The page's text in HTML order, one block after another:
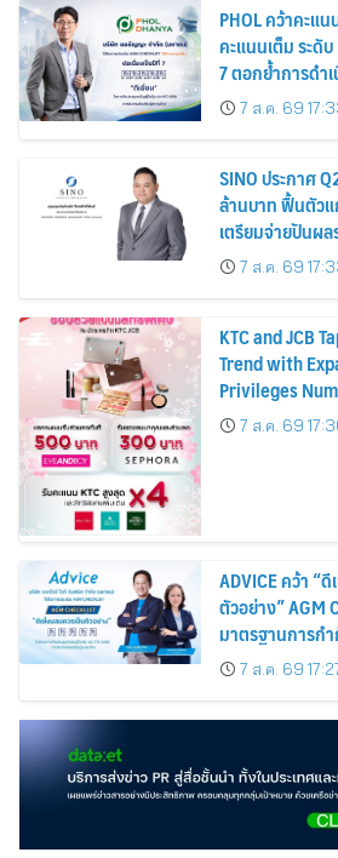
PHOL คว้าคะแ
คะแนนเต็ม ระดั
7 ตอกย้ำการดำ
รมาภิบาล โปร่งใ
หุ้น
7 ส.ค. 69
SINO ประกาศ
ล้านบาท ฟื้นตัว
เตรียมจ่ายปันผ
บาทต่อหุ้น ครึ่งปี
7 ส.ค. 69
KTC and JCB
Trend with
Privileges
Cardmembers
Cosmetics
7 ส.ค. 69
ADVICE คว้า “
ตัวอย่าง”
มาตรฐานการก
7 ส.ค. 69